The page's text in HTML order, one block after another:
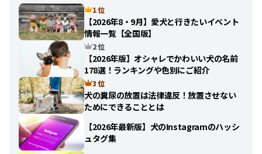
1 位
【2026年8・9月】愛犬と行きたいイベント
情報一覧【全国版】
2 位
【2026年版】オシャレでかわいい犬の名前
178選！ランキングや色別にご紹介
3 位
犬の糞尿の放置は法律違反！放置させない
ためにできることとは
【2026年最新版】犬のInstagramのハッシ
ュタグ集